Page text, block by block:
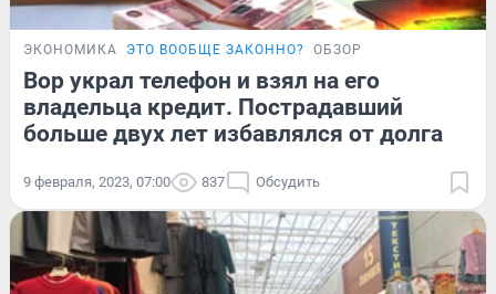
ЭКОНОМИКА ЭТО ВООБЩЕ ЗАКОННО? ОБЗОР
Вор украл телефон и взял на его
владельца кредит. Пострадавший
больше двух лет избавлялся от долга
9 февраля, 2023, 07:00 837 Обсудить